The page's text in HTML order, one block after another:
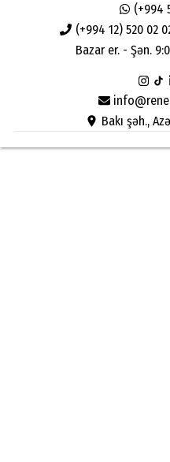
Bakı şəh.,
(+994 12) 520 02
(+994
Bazar er. - Şən.